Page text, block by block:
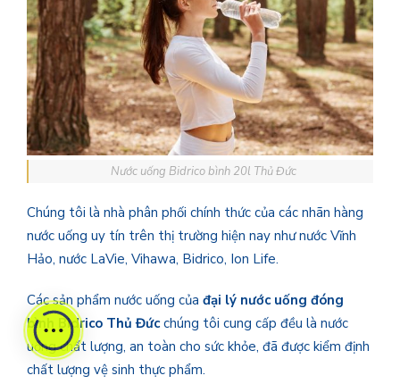
Nước uống Bidrico bình 20l Thủ Đức
Chúng tôi là nhà phân phối chính thức của các nhãn hàng
nước uống uy tín trên thị trường hiện nay như nước Vĩnh
Hảo, nước LaVie, Vihawa, Bidrico, Ion Life.
Các sản phẩm nước uống của đại lý nước uống đóng
bình Bidrico Thủ Đức chúng tôi cung cấp đều là nước
uống chất lượng, an toàn cho sức khỏe, đã được kiểm định
chất lượng vệ sinh thực phẩm.